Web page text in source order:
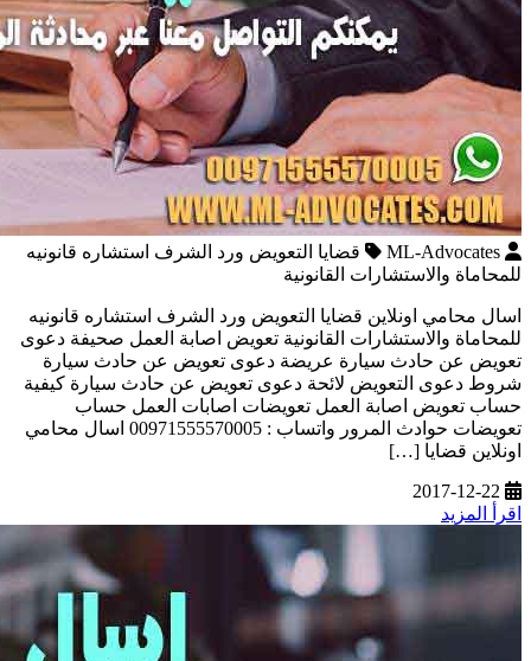
ML-Advocates
قضايا التعويض ورد الشرف استشاره قانونيه
للمحاماة والاستشارات القانونية
اسال محامي اونلاين قضايا التعويض ورد الشرف استشاره قانونيه
للمحاماة والاستشارات القانونية تعويض اصابة العمل صحيفة دعوى
تعويض عن حادث سيارة عريضة دعوى تعويض عن حادث سيارة
شروط دعوى التعويض لائحة دعوى تعويض عن حادث سيارة كيفية
حساب تعويض اصابة العمل تعويضات اصابات العمل حساب
تعويضات حوادث المرور واتساب : 00971555570005 اسال محامي
اونلاين قضايا […]
2017-12-22
اقرأ المزيد